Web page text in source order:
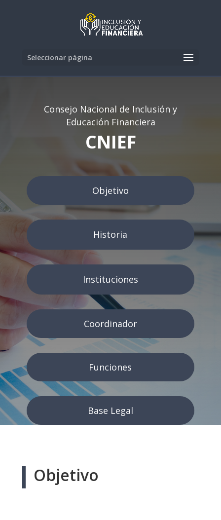
Seleccionar página
Consejo Nacional de Inclusión y
Educación Financiera
CNIEF
Objetivo
Historia
Instituciones
Coordinador
Funciones
Base Legal
Objetivo